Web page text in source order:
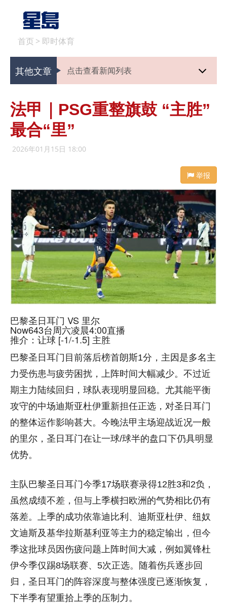
首页 > 即时体育
其他文章 点击查看新闻列表
法甲｜PSG重整旗鼓 “主胜”
最合“里”
2026年01月15日 18:00
举报
巴黎圣日耳门 VS 里尔
Now643台周六凌晨4:00直播
推介：让球 [-1/-1.5] 主胜
巴黎圣日耳门目前落后榜首朗斯1分，主因是多名主
力受伤患与疲劳困扰，上阵时间大幅减少。不过近
期主力陆续回归，球队表现明显回稳。尤其能平衡
攻守的中场迪斯亚杜伊重新担任正选，对圣日耳门
的整体运作影响甚大。今晚法甲主场迎战近况一般
的里尔，圣日耳门在让一球/球半的盘口下仍具明显
优势。
主队巴黎圣日耳门今季17场联赛录得12胜3和2负，
虽然成绩不差，但与上季横扫欧洲的气势相比仍有
落差。上季的成功依靠迪比利、迪斯亚杜伊、纽奴
文迪斯及基华拉斯基利亚等主力的稳定输出，但今
季这批球员因伤疲问题上阵时间大减，例如翼锋杜
伊今季仅踢8场联赛、5次正选。随着伤兵逐步回
归，圣日耳门的阵容深度与整体强度已逐渐恢复，
下半季有望重拾上季的压制力。